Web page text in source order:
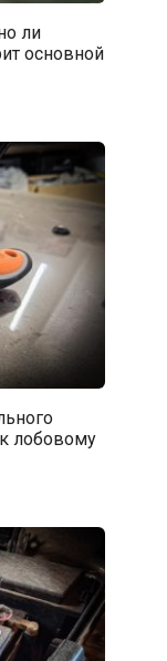
ли
основной
лобовому